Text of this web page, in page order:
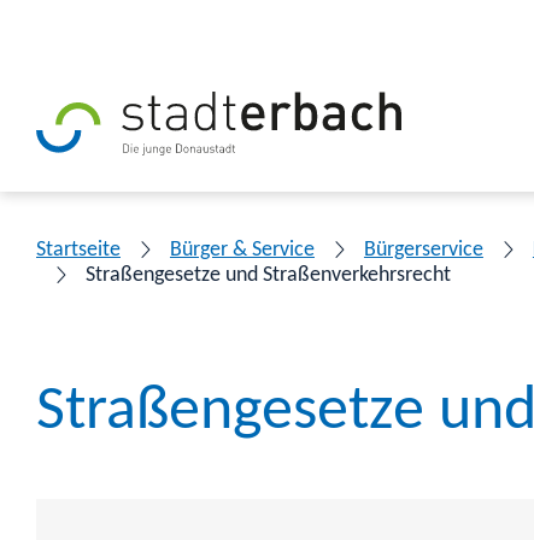
Startseite Bürger & Service Bürgerservice
Straßengesetze und Straßenverkehrsrecht
Straßengesetze